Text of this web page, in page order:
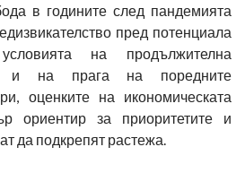
в годините след пандемията
пред потенциала
на продължителна
и на прага на поредните
оценките на икономическата
ориентир за приоритетите и
да подкрепят растежа.